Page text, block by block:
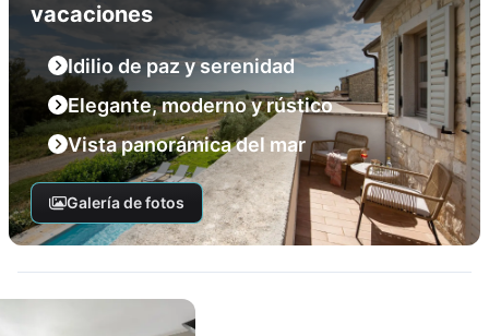
vacaciones
Idilio de paz y serenidad
Elegante, moderno y rústico
Vista panorámica del mar
Galería de fotos